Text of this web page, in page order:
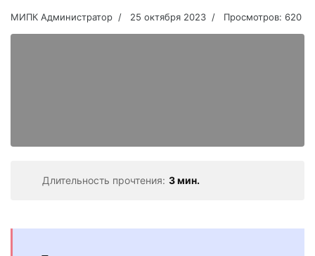
МИПК Администратор 25 октября 2023 Просмотров: 620
Длительность прочтения: 3 мин.